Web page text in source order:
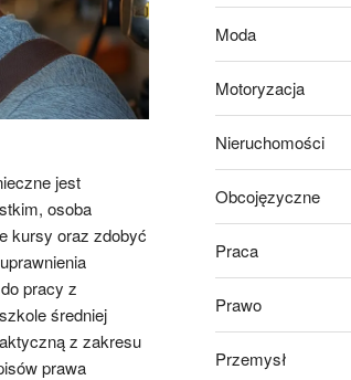
jest
osoba
kursy oraz zdobyć
pracy z
średniej
z zakresu
prawa
Moda
Motoryzacja
Nieruchomości
Obcojęzyczne
Praca
Prawo
Przemysł